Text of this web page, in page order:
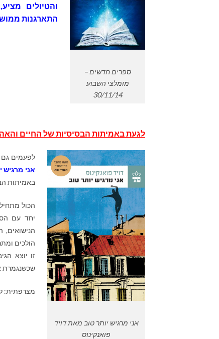
ספרים חדשים –
מומלצי השבוע
30/11/14
והטיולים
התארגנות
לגעת באמיתות הבסיסיות של החיים
אני מרגיש יותר טוב מאת דויד
פואנקינוס
לפעמים גם
אני מרגיש
באמיתות
הכול
יחד עם
הנישואים,
הולכים
זו יוצא
שכשנגמרת
מצרפתית: לי